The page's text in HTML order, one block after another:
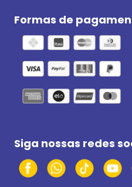
Formas de
Siga nossas redes